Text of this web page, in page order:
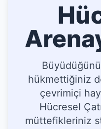
hükmettiğiniz
çevrimiçi
Hücresel
müttefikleriniz